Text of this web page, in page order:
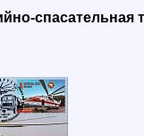
спасательная